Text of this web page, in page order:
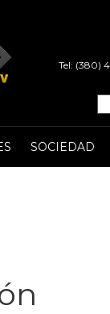
Tel: (380)
SOCIEDAD